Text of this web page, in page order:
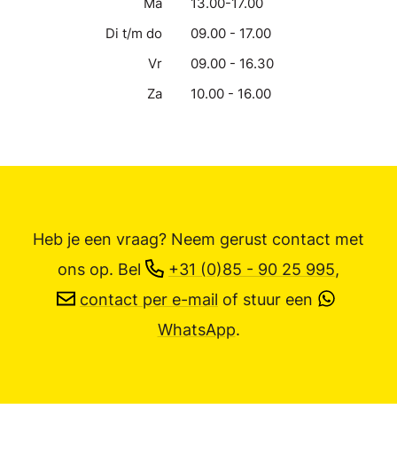
Di t/m do
09.00 - 17.00
Vr
09.00 - 16.30
Za
10.00 - 16.00
Heb je een vraag? Neem gerust contact met
ons op. Bel +31 (0)85 - 90 25 995,
contact per e-mail of stuur een
WhatsApp.